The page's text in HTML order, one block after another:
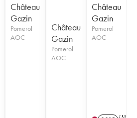
Château
Gazin
Pomerol
AOC
Château
Gazin
Pomerol
AOC
Château
Gazin
Pomerol
AOC